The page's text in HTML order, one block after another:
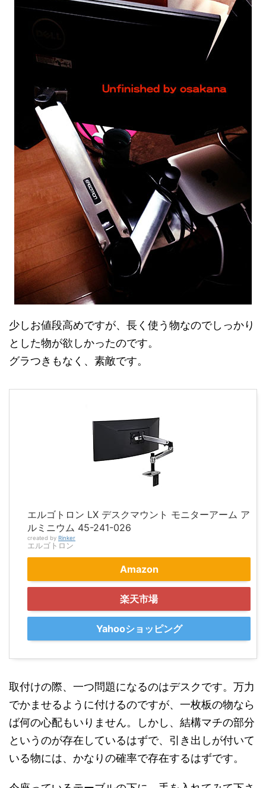
少しお値段高めですが、長く使う物なのでしっかり
とした物が欲しかったのです。
グラつきもなく、素敵です。
エルゴトロン LX デスクマウント モニターアーム ア
ルミニウム 45-241-026
created by Rinker
エルゴトロン
Amazon
楽天市場
Yahooショッピング
取付けの際、一つ問題になるのはデスクです。万力
でかませるように付けるのですが、一枚板の物なら
ば何の心配もいりません。しかし、結構マチの部分
というのが存在しているはずで、引き出しが付いて
いる物には、かなりの確率で存在するはずです。